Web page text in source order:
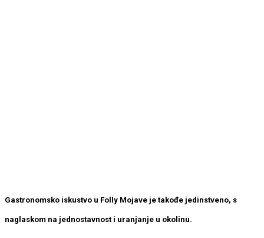
Gastronomsko iskustvo u Folly Mojave je takođe jedinstveno, s
naglaskom na jednostavnost i uranjanje u okolinu.